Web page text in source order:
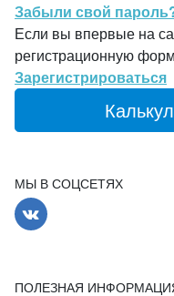
Забыли свой
Если вы впервые на
регистрационную
Зарегистрироваться
МЫ В СОЦСЕТЯХ
ПОЛЕЗНАЯ